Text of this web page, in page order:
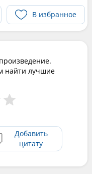
В избранное
найти лучшие
Добавить
цитату